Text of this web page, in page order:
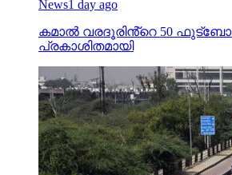
കമാൽ വരദൂരിൻ്റെ 50
പ്രകാശിതമായി